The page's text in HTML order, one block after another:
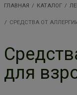
ГЛАВНАЯ КАТАЛОГ
СРЕДСТВА ОТ
для